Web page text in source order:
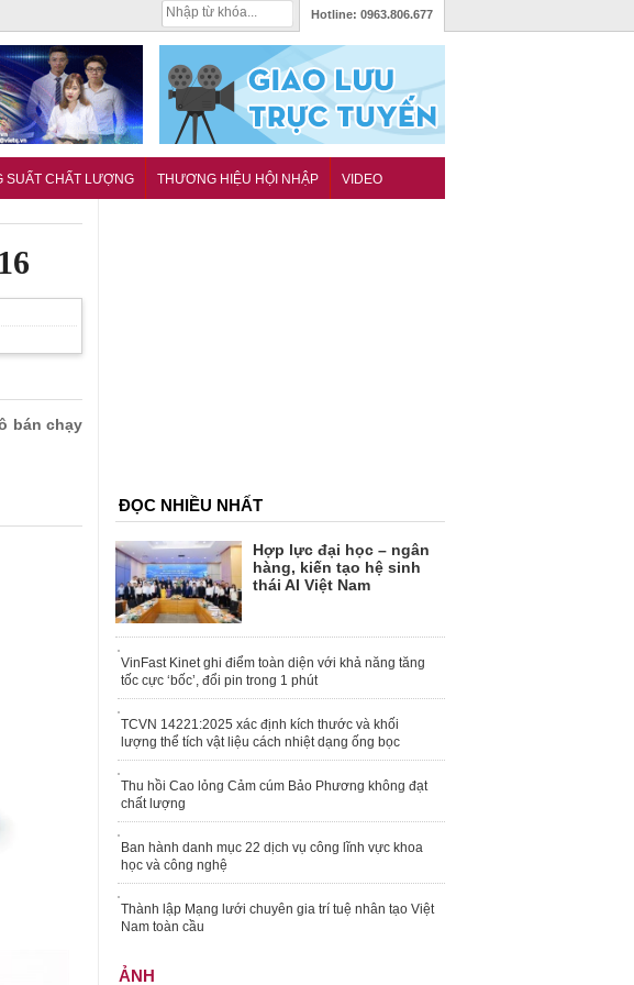
Hotline: 0963.806.677
SUẤT CHẤT LƯỢNG THƯƠNG HIỆU HỘI NHẬP VIDEO
bán chạy
ĐỌC NHIỀU NHẤT
Hợp lực đại học – ngân
hàng, kiến tạo hệ sinh
thái AI Việt Nam
VinFast Kinet ghi điểm toàn diện với khả năng tăng
tốc cực ‘bốc’, đổi pin trong 1 phút
TCVN 14221:2025 xác định kích thước và khối
lượng thể tích vật liệu cách nhiệt dạng ống bọc
Thu hồi Cao lỏng Cảm cúm Bảo Phương không đạt
chất lượng
Ban hành danh mục 22 dịch vụ công lĩnh vực khoa
học và công nghệ
Thành lập Mạng lưới chuyên gia trí tuệ nhân tạo Việt
Nam toàn cầu
ẢNH